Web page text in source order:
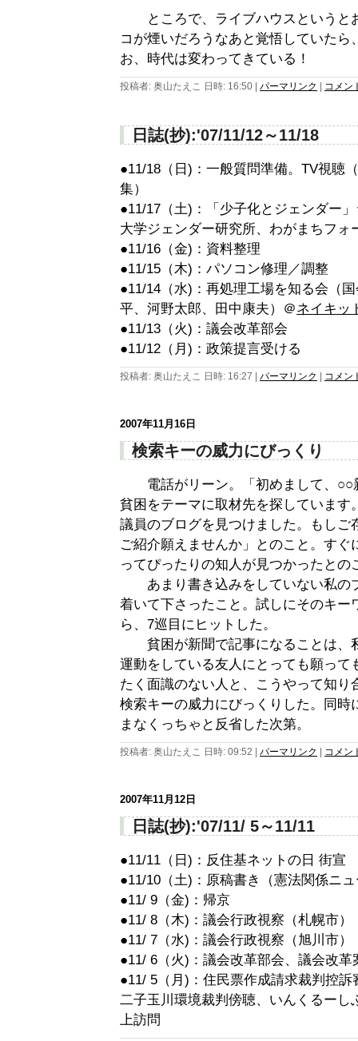
ところで、ライブハウスというと
コが煙いだろうなあと覚悟していたら
お、時代は変わってきている！
投稿者: 奥山たえこ 日時: 16:50 パーマリンク コメン
日誌(抄):'07/11/12～11/18
●11/18（日)：一般質問準備。TV視聴
集）
●11/17（土)：「少子化とジェンダー
大学ジェンダー研究所、わがまちフォ
●11/16（金)：資料整理
●11/15（木)：パソコン修理／調整
●11/14（水)：再処理工場を知る会（
平、河野太郎、田中康夫）＠ネイキッ
●11/13（火)：議会改革部会
●11/12（月)：政策提言受ける
投稿者: 奥山たえこ 日時: 16:27 パーマリンク コメン
2007年11月16日
検索キーの威力にびっくり
電話がリーン。「初めまして、○○
貧困をテーマに取材先を探しています
議員のブログを見つけました。もしご
ご紹介願えませんか」とのこと。すぐ
ってぴったりの知人が見つかったとの
あまり書き込みをしていない私の
着いて下さったこと。試しにそのキー
ら、7巡目にヒットした。
貧困が新聞で記事になることは、
運動をしている友人にとっても願って
たく面識のない人と、こうやって知り
検索キーの威力にびっくりした。同時
まなくっちゃと反省した次第。
投稿者: 奥山たえこ 日時: 09:52 パーマリンク コメン
2007年11月12日
日誌(抄):'07/11/ 5～11/11
●11/11（日)：反住基ネットの日 街宣
●11/10（土)：原稿書き（憲法関係ニ
●11/ 9（金)：帰京
●11/ 8（木)：議会行政視察（札幌市）
●11/ 7（水)：議会行政視察（旭川市）
●11/ 6（火)：議会改革部会、議会改革
●11/ 5（月)：住民票作成請求裁判控
二子玉川環境裁判傍聴、いんくるーし
上訪問